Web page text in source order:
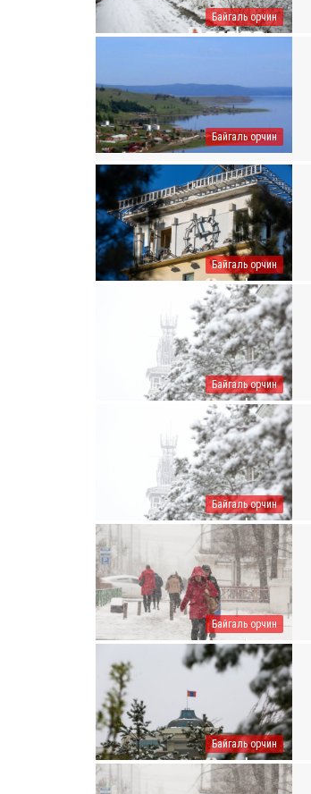
Байгаль орчин
Байгаль орчин
Байгаль орчин
Байгаль орчин
Байгаль орчин
Байгаль орчин
Байгаль орчин